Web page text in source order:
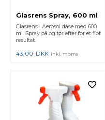
Glasrens Spray, 600 ml
Glasrens i Aerosol dåse med 600
ml. Spray på og tør efter for et flot
resultat.
43,00 DKK inkl. moms